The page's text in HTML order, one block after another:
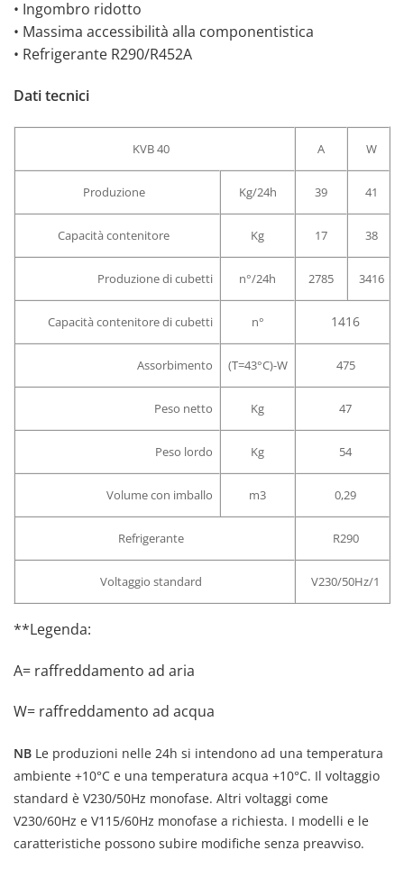
• Ingombro ridotto
• Massima accessibilità alla componentistica
• Refrigerante R290/R452A
Dati tecnici
KVB 40 A W
Produzione Kg/24h 39 41
Capacità contenitore Kg 17 38
Produzione di cubetti n°/24h 2785 3416
Capacità contenitore di cubetti n° 1416
Assorbimento (T=43°C)-W 475
Peso netto Kg 47
Peso lordo Kg 54
Volume con imballo m3 0,29
Refrigerante R290
Voltaggio standard V230/50Hz/1
**Legenda:
A= raffreddamento ad aria
W= raffreddamento ad acqua
NB Le produzioni nelle 24h si intendono ad una temperatura
ambiente +10°C e una temperatura acqua +10°C. Il voltaggio
standard è V230/50Hz monofase. Altri voltaggi come
V230/60Hz e V115/60Hz monofase a richiesta. I modelli e le
caratteristiche possono subire modifiche senza preavviso.